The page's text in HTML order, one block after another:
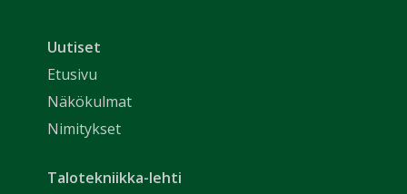
Uutiset
Etusivu
Näkökulmat
Nimitykset
Talotekniikka-lehti